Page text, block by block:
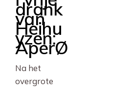
drank
van
Heihu
yzen:
AperØ
Na het
overgrote